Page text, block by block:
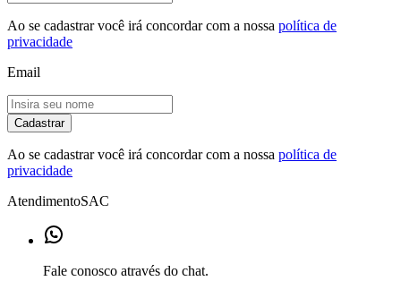
Ao se cadastrar você irá concordar com a nossa política de
privacidade
Email
Cadastrar
Ao se cadastrar você irá concordar com a nossa política de
privacidade
AtendimentoSAC
Fale conosco através do chat.